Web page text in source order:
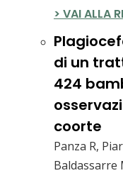
> VAI ALLA
di un
424
coorte
Panza R,
Baldassarre